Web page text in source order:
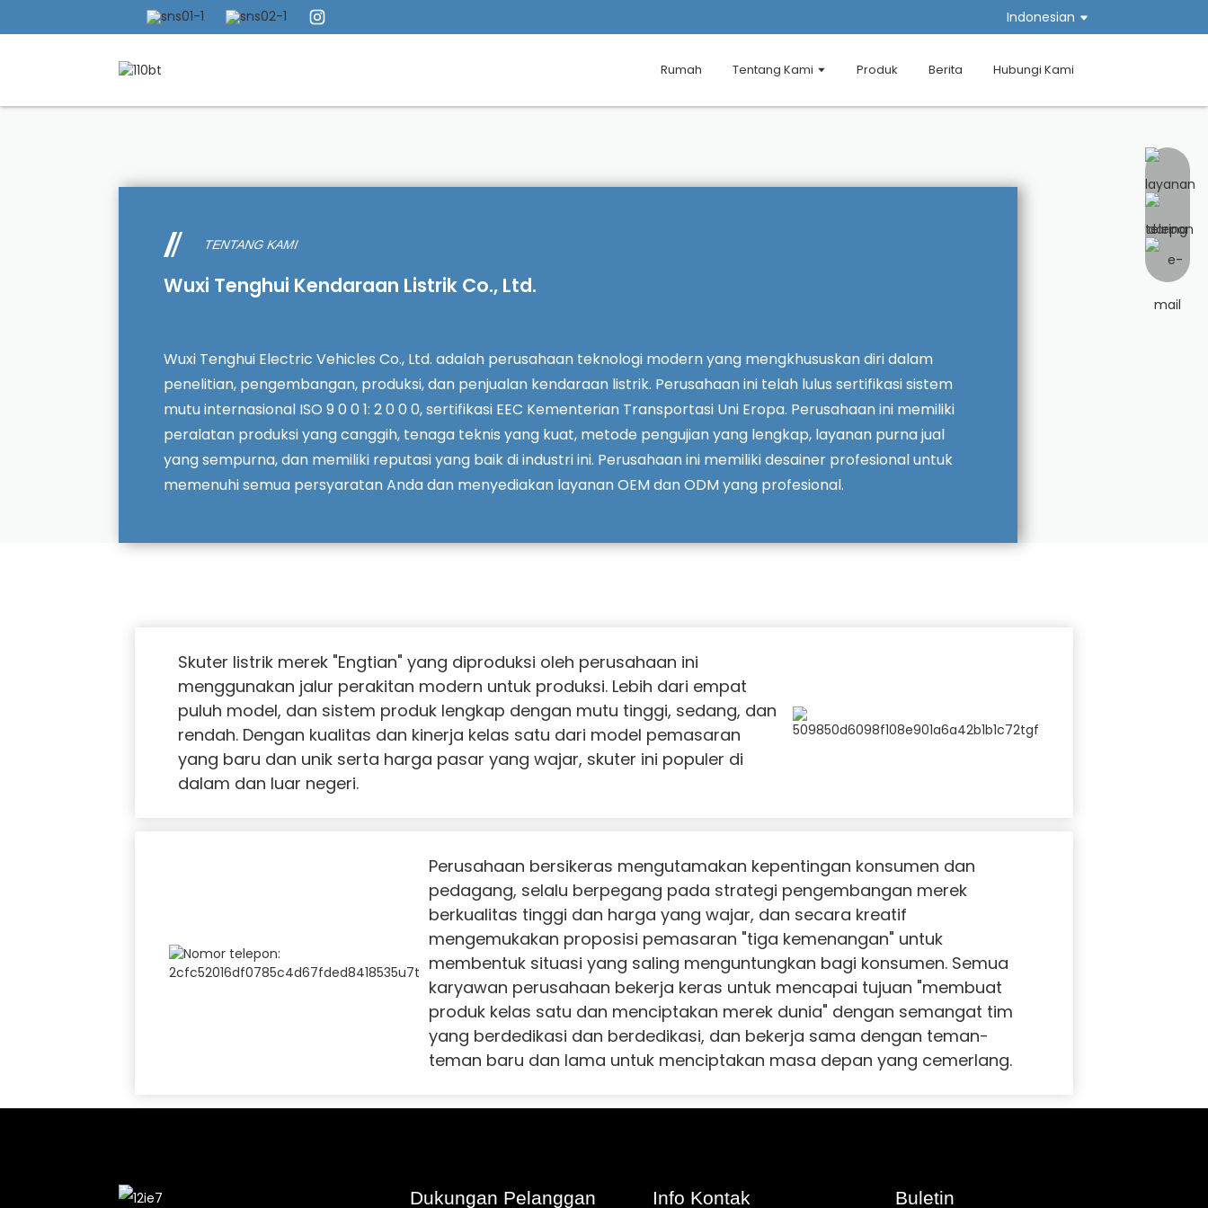
Indonesian
Rumah Tentang Kami Produk Berita Hubungi Kami
TENTANG KAMI
Wuxi Tenghui Kendaraan Listrik Co., Ltd.
Wuxi Tenghui Electric Vehicles Co., Ltd. adalah perusahaan teknologi modern yang mengkhususkan diri dalam
penelitian, pengembangan, produksi, dan penjualan kendaraan listrik. Perusahaan ini telah lulus sertifikasi sistem
mutu internasional ISO 9 0 0 1: 2 0 0 0, sertifikasi EEC Kementerian Transportasi Uni Eropa. Perusahaan ini memiliki
peralatan produksi yang canggih, tenaga teknis yang kuat, metode pengujian yang lengkap, layanan purna jual
yang sempurna, dan memiliki reputasi yang baik di industri ini. Perusahaan ini memiliki desainer profesional untuk
memenuhi semua persyaratan Anda dan menyediakan layanan OEM dan ODM yang profesional.
Skuter listrik merek "Engtian" yang diproduksi oleh perusahaan ini
menggunakan jalur perakitan modern untuk produksi. Lebih dari empat
puluh model, dan sistem produk lengkap dengan mutu tinggi, sedang, dan
rendah. Dengan kualitas dan kinerja kelas satu dari model pemasaran
yang baru dan unik serta harga pasar yang wajar, skuter ini populer di
dalam dan luar negeri.
Perusahaan bersikeras mengutamakan kepentingan konsumen dan
pedagang, selalu berpegang pada strategi pengembangan merek
berkualitas tinggi dan harga yang wajar, dan secara kreatif
mengemukakan proposisi pemasaran "tiga kemenangan" untuk
membentuk situasi yang saling menguntungkan bagi konsumen. Semua
karyawan perusahaan bekerja keras untuk mencapai tujuan "membuat
produk kelas satu dan menciptakan merek dunia" dengan semangat tim
yang berdedikasi dan berdedikasi, dan bekerja sama dengan teman-
teman baru dan lama untuk menciptakan masa depan yang cemerlang.
Dukungan Pelanggan Info Kontak Buletin